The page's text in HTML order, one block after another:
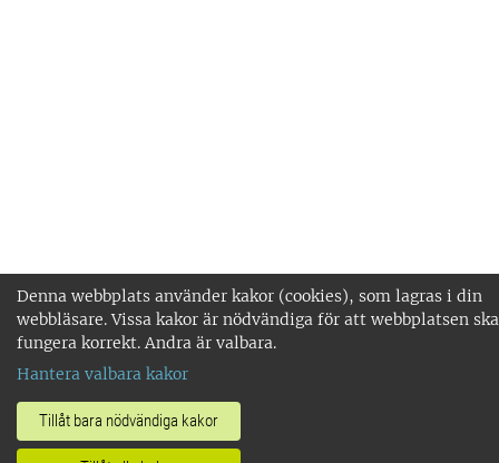
Denna webbplats använder kakor (cookies), som lagras i din
webbläsare. Vissa kakor är nödvändiga för att webbplatsen ska
fungera korrekt. Andra är valbara.
Hantera valbara kakor
Tillåt bara nödvändiga kakor